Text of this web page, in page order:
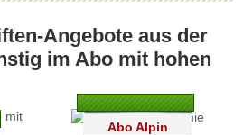
Angebote aus der
im Abo mit hohen
Abo Alpin